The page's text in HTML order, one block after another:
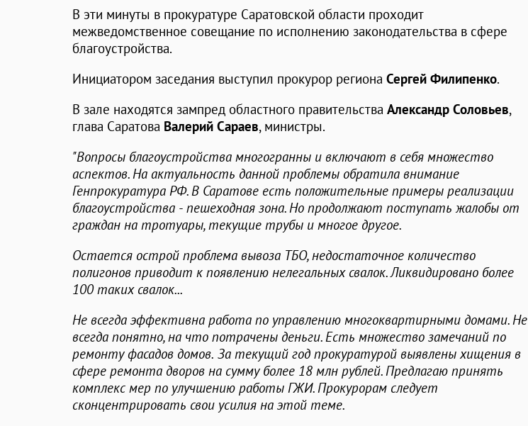
В эти минуты в прокуратуре Саратовской области проходит
межведомственное совещание по исполнению законодательства в сфере
благоустройства.
Инициатором заседания выступил прокурор региона Сергей Филипенко.
В зале находятся зампред областного правительства Александр Соловьев,
глава Саратова Валерий Сараев, министры.
"Вопросы благоустройства многогранны и включают в себя множество
аспектов. На актуальность данной проблемы обратила внимание
Генпрокуратура РФ. В Саратове есть положительные примеры реализации
благоустройства - пешеходная зона. Но продолжают поступать жалобы от
граждан на тротуары, текущие трубы и многое другое.
Остается острой проблема вывоза ТБО, недостаточное количество
полигонов приводит к появлению нелегальных свалок. Ликвидировано более
100 таких свалок...
Не всегда эффективна работа по управлению многоквартирными домами. Не
всегда понятно, на что потрачены деньги.Есть множество замечаний по
ремонту фасадов домов. За текущий год прокуратурой выявлены хищения в
сфере ремонта дворов на сумму более 18 млн рублей. Предлагаю принять
комплекс мер по улучшению работы ГЖИ. Прокурорам следует
сконцентрировать свои усилия на этой теме.